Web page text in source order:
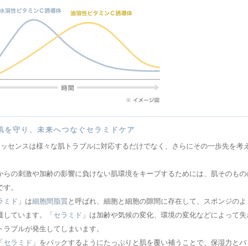
を守り、未来へつなぐセラミドケア
ッセンスは様々な肌トラブルに対応するだけでなく、さらにその一歩先を
らの刺激や加齢の影響に負けない肌環境をキープするためには、肌そのも
す。
ミド 」は細胞間脂質と呼ばれ、細胞と細胞の隙間に存在して、スポンジの
しています。「 セラミド 」は加齢や気候の変化、環境の変化などによって
ラブルが発生してしまいます。
セラミド 」をパックするようにたっぷりと肌を覆い補うことで、保湿力と